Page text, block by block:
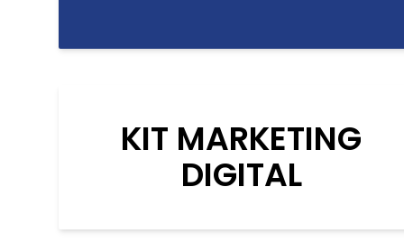
KIT MARKETING
DIGITAL